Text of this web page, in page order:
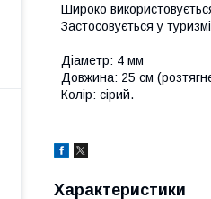
Широко
Застосовується у
Діаметр: 4 мм
Довжина: 25 см
Колір: сірий.
Характеристики